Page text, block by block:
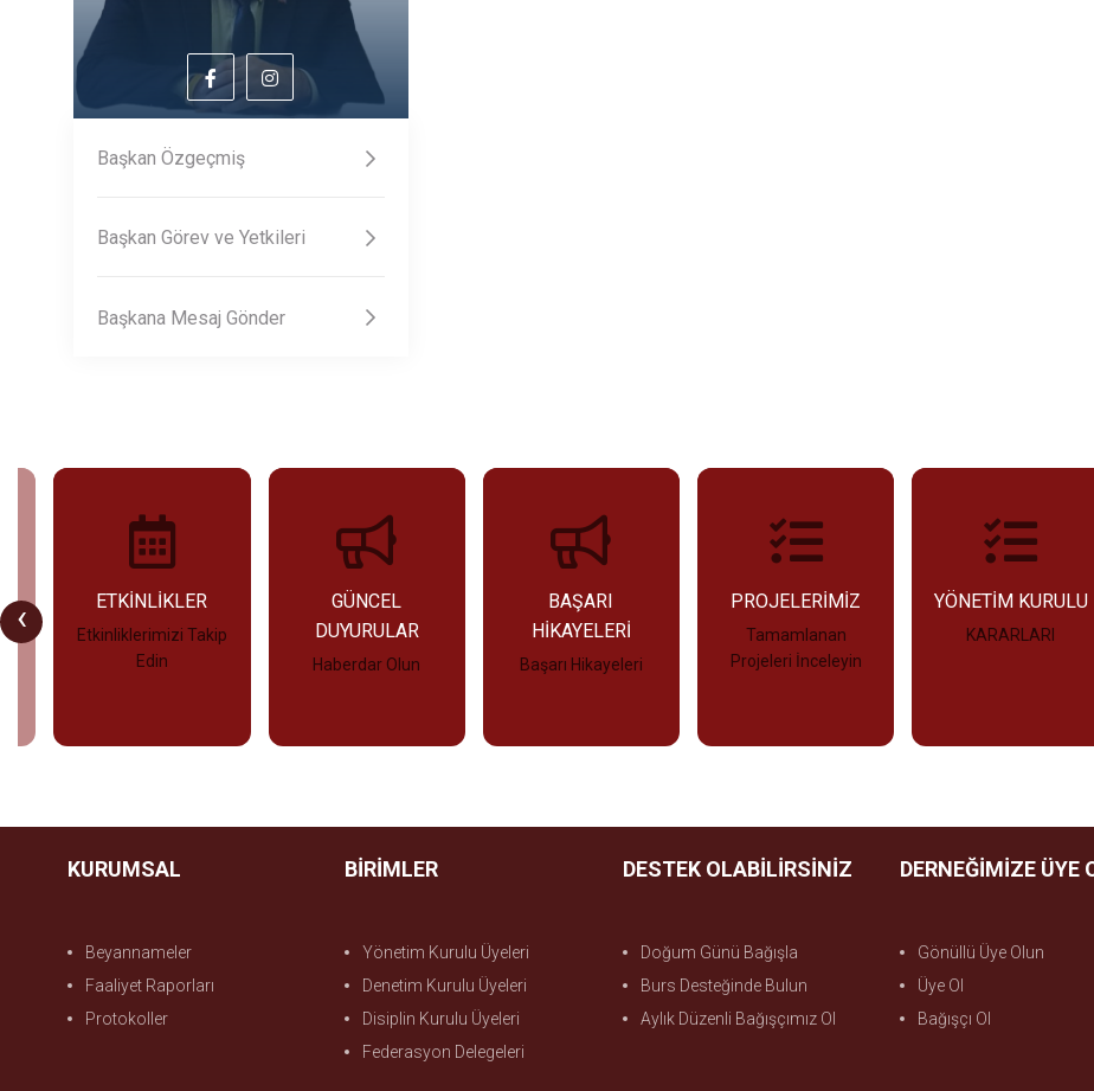
Başkan Özgeçmiş
Başkan Görev ve Yetkileri
Başkana Mesaj Gönder
‹ ETKİNLİKLER
Etkinliklerimizi Takip
Edin
GÜNCEL
DUYURULAR
Haberdar Olun
BAŞARI
HİKAYELERİ
Başarı Hikayeleri
PROJELERİMİZ
Tamamlanan
Projeleri İnceleyin
YÖNETİM KURULU
KARARLARI
KURUMSAL
Beyannameler
Faaliyet Raporları
Protokoller
BİRİMLER
Yönetim Kurulu Üyeleri
Denetim Kurulu Üyeleri
Disiplin Kurulu Üyeleri
Federasyon Delegeleri
DESTEK OLABİLİRSİNİZ
Doğum Günü Bağışla
Burs Desteğinde Bulun
Aylık Düzenli Bağışçımız Ol
DERNEĞİMİZE ÜYE
Gönüllü Üye Olun
Üye Ol
Bağışçı Ol